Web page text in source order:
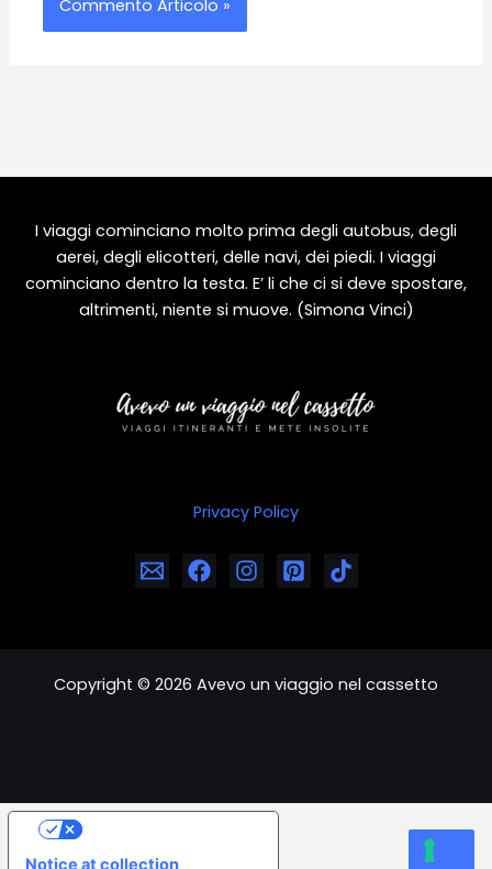
I viaggi cominciano molto prima degli autobus, degli
aerei, degli elicotteri, delle navi, dei piedi. I viaggi
cominciano dentro la testa. E’ li che ci si deve spostare,
altrimenti, niente si muove. (Simona Vinci)
Privacy Policy
Copyright © 2026 Avevo un viaggio nel cassetto
Notice at collection
Your Privacy Choices